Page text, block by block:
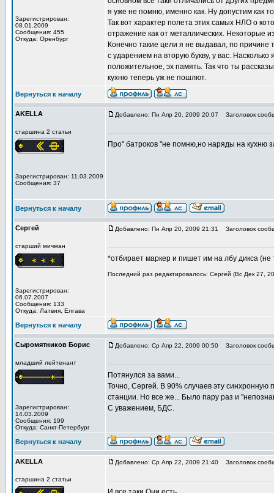
Зарегистрирован:
08.01.2009
Сообщения: 455
Откуда: Оренбург
я уже не помню, именно как. Ну допустим как
Так вот характер полета этих самых НЛО о
отражение как от металлических. Некоторые
Конечно такие цели я не выдавал, по причине
с ударением на вторую букву, у вас.
положительное, эх память. Так что ты
кухню теперь уж не пошлют.
Вернуться к началу
AKELLA
старшина 2 статьи
Зарегистрирован: 11.03.2009
Сообщения: 37
Добавлено: Пн Апр 20, 2009 20:07 Заголовок
Про" батроков "не помню,но наряды на кухню
Вернуться к началу
Сергей
старший мичман
Зарегистрирован:
06.07.2007
Сообщения: 133
Откуда: Латвия, Елгава
Добавлено: Пн Апр 20, 2009 21:31 Заголовок
*отбирает маркер и пишет им на лбу дикса (не
Последний раз редактировалось: Сергей (Вс Дек 27,
Вернуться к началу
Сыромятников Борис
младший лейтенант
Зарегистрирован:
14.03.2009
Сообщения: 199
Откуда: Санкт-Петербург
Добавлено: Ср Апр 22, 2009 00:50 Заголовок
Потянулся за вами...
Точно, Сергей. В 90% случаев эту
станции. Но все же... Было пару раз и
С уважением, БДС.
Вернуться к началу
AKELLA
старшина 2 статьи
Добавлено: Ср Апр 22, 2009 21:40 Заголовок